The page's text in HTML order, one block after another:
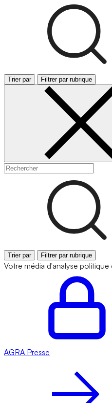
Trier par Filtrer par rubrique
Trier par Filtrer par rubrique
Votre média d'analyse
AGRA Presse